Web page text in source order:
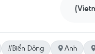
#Biển Đông Anh